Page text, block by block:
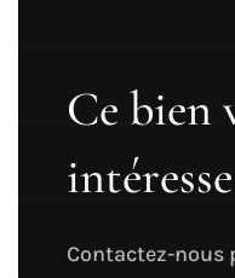
Ce bien
Contactez-nous